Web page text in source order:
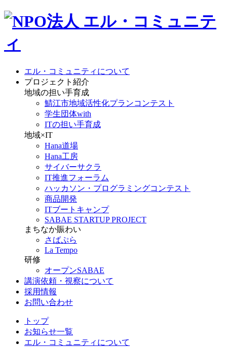
エル・コミュニティについて
プロジェクト紹介
地域の担い手育成
鯖江市地域活性化プランコンテスト
学生団体with
ITの担い手育成
地域×IT
Hana道場
Hana工房
サイバーサクラ
IT推進フォーラム
ハッカソン・プログラミングコンテスト
商品開発
ITブートキャンプ
SABAE STARTUP PROJECT
まちなか賑わい
さばぷら
La Tempo
研修
オープンSABAE
講演依頼・視察について
採用情報
お問い合わせ
トップ
お知らせ一覧
エル・コミュニティについて